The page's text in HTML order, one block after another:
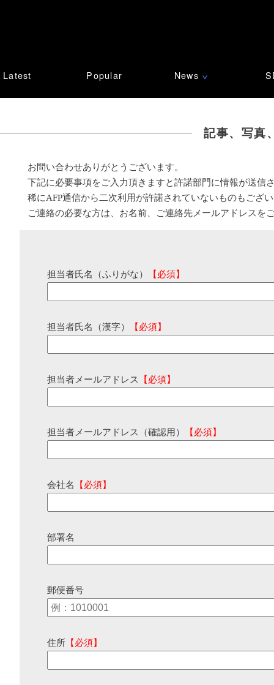
Latest Popular News ∨
記事、写真
お問い合わせありがとうございます。
下記に必要事項をご入力頂きますと許諾部門に情報が送信
稀にAFP通信から二次利用が許諾されていないものもござ
ご連絡の必要な方は、お名前、ご連絡先メールアドレスを
担当者氏名（ふりがな） 【必須】
担当者氏名（漢字） 【必須】
担当者メールアドレス 【必須】
担当者メールアドレス（確認用） 【必須】
会社名 【必須】
部署名
郵便番号
住所 【必須】